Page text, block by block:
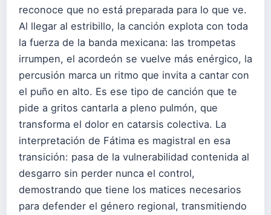
reconoce que no está preparada para lo que ve.
Al llegar al estribillo, la canción explota con toda
la fuerza de la banda mexicana: las trompetas
irrumpen, el acordeón se vuelve más enérgico, la
percusión marca un ritmo que invita a cantar con
el puño en alto. Es ese tipo de canción que te
pide a gritos cantarla a pleno pulmón, que
transforma el dolor en catarsis colectiva. La
interpretación de Fátima es magistral en esa
transición: pasa de la vulnerabilidad contenida al
desgarro sin perder nunca el control,
demostrando que tiene los matices necesarios
para defender el género regional, transmitiendo